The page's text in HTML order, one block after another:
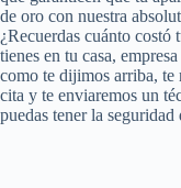
de oro con nuestra
¿Recuerdas cuánto
tienes en tu casa,
como te dijimos arriba,
cita y te enviaremos un
puedas tener la